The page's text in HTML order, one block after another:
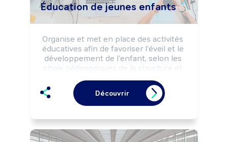
Éducation de jeunes enfants
Organise et met en place des activités
éducatives afin de favoriser l'éveil et le
développement de l'enfant, selon les
choix pédagogiques de la structure et
Peut animer un relais d'assistantes
maternelles.
Peut organiser le réseau petite enfance
Peut coordonner l'activité d'une équipe.
Peut diriger une structure d'accueil de
Découvrir